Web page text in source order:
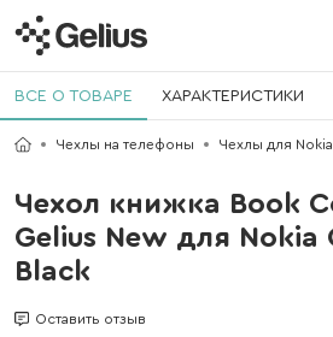
ВСЕ О ТОВАРЕ ХАРАКТЕРИСТИКИ
Чехлы на телефоны Чехлы для Nokia
Чехол книжка Book
Gelius New для Nokia
Black
Оставить отзыв